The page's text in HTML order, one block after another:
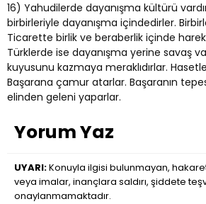
16) Yahudilerde dayanışma kültürü
birbirleriyle dayanışma içindedirler.
Ticarette birlik ve beraberlik içinde
Türklerde ise dayanışma yerine savaş
kuyusunu kazmaya meraklıdırlar.
Başarana çamur atarlar. Başaranın
elinden geleni yaparlar.
Yorum Yaz
UYARI:Konuyla ilgisi bulunmayan,
veya imalar, inançlara saldırı, şiddete
onaylanmamaktadır.